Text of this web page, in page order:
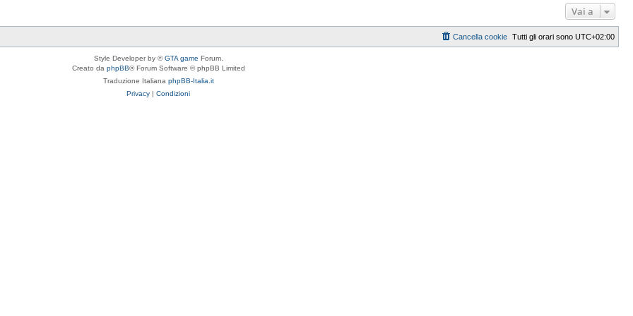
Vai a
Tutti gli orari sono UTC+02:00
Cancella cookie
Style Developer by ©GTA game Forum.
Creato da phpBB® Forum Software © phpBB Limited
Traduzione Italiana phpBB-Italia.it
Privacy | Condizioni